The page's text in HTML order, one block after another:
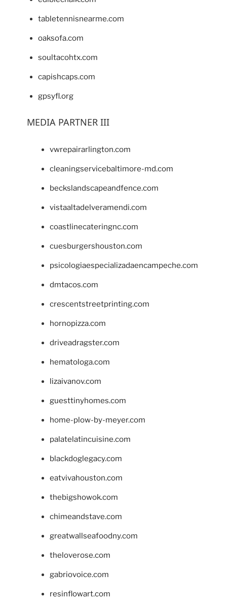
tabletennisnearme.com
oaksofa.com
soultacohtx.com
capishcaps.com
gpsyfl.org
MEDIA PARTNER III
vwrepairarlington.com
cleaningservicebaltimore-md.com
beckslandscapeandfence.com
vistaaltadelveramendi.com
coastlinecateringnc.com
cuesburgershouston.com
psicologiaespecializadaencampeche.com
dmtacos.com
crescentstreetprinting.com
hornopizza.com
driveadragster.com
hematologa.com
lizaivanov.com
guesttinyhomes.com
home-plow-by-meyer.com
palatelatincuisine.com
blackdoglegacy.com
eatvivahouston.com
thebigshowok.com
chimeandstave.com
greatwallseafoodny.com
theloverose.com
gabriovoice.com
resinflowart.com